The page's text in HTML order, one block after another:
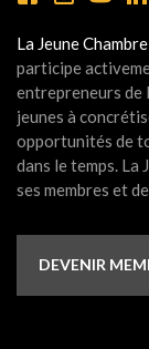
La Jeune
participe
entrepreneurs de
jeunes à
opportunités de
dans le temps. La
ses membres et
DEVENIR